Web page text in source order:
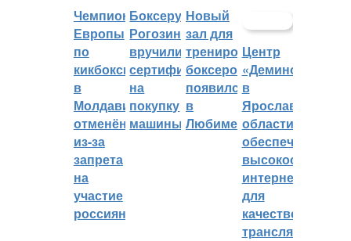
Чемпионат
Европы
по
кикбоксингу
в
Молдавии
отменён
из-за
запрета
на
участие
россиян
Боксеру
Рогозину
вручили
сертификат
на
покупку
машины
Новый
зал для
тренировок
боксеров
появился
в
Любиме
Центр
«Демино»
в
Ярославской
области
обеспечивают
интернетом
для
качественных
трансляций